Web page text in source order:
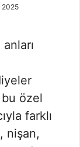
2025
özel
farklı
nişan,